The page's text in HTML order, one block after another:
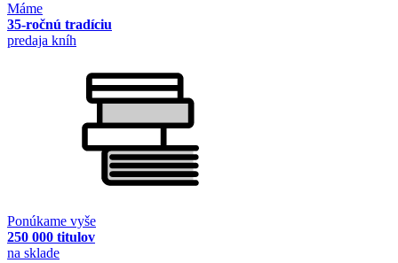
Máme
35-ročnú tradíciu
predaja kníh
Ponúkame vyše
250 000 titulov
na sklade